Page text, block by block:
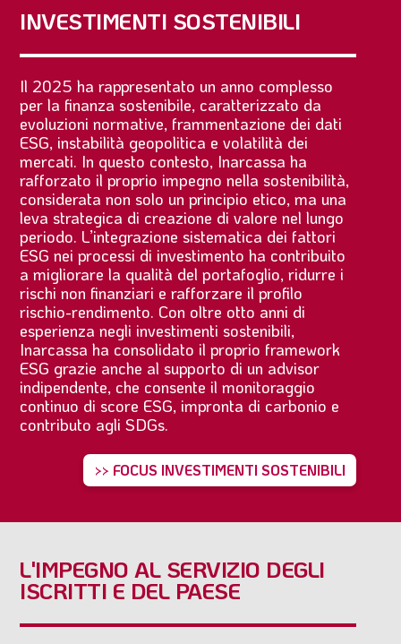
INVESTIMENTI SOSTENIBILI
Il 2025 ha rappresentato un anno complesso
per la finanza sostenibile, caratterizzato da
evoluzioni normative, frammentazione dei dati
ESG, instabilità geopolitica e volatilità dei
mercati. In questo contesto, Inarcassa ha
rafforzato il proprio impegno nella sostenibilità,
considerata non solo un principio etico, ma una
leva strategica di creazione di valore nel lungo
periodo. L’integrazione sistematica dei fattori
ESG nei processi di investimento ha contribuito
a migliorare la qualità del portafoglio, ridurre i
rischi non finanziari e rafforzare il profilo
rischio-rendimento. Con oltre otto anni di
esperienza negli investimenti sostenibili,
Inarcassa ha consolidato il proprio framework
ESG grazie anche al supporto di un advisor
indipendente, che consente il monitoraggio
continuo di score ESG, impronta di carbonio e
contributo agli SDGs.
>> FOCUS INVESTIMENTI SOSTENIBILI
L'IMPEGNO AL SERVIZIO DEGLI
ISCRITTI E DEL PAESE